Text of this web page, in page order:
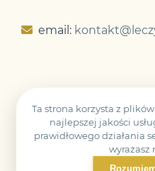
email:
© 2026 Leczymy
Ta strona korzysta z
najlepszej jakości
prawidłowego działania
wyrażasz